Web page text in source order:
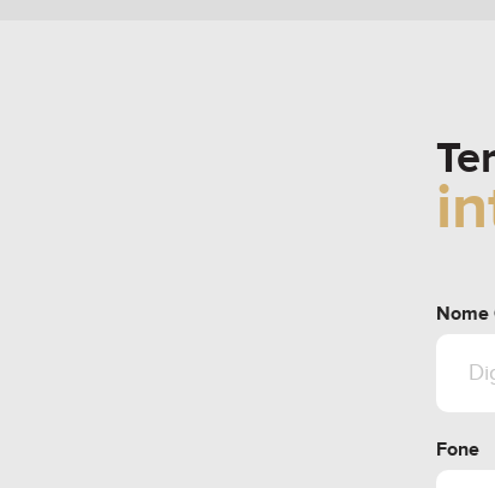
Nome
Fone